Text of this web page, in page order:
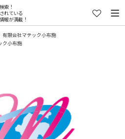
索！
れている
報が満載！
有限会社マテック小布施
ク小布施